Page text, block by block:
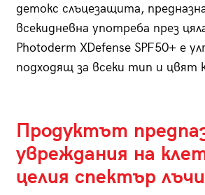
детокс слъцезащита,
всекидневна употреба през
Photoderm XDefense SPF50+ е
подходящ за всеки тип и цвят
Продуктът
увреждания на
целия спектър